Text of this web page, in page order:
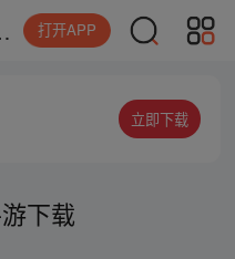
游下载 打开APP
立即下载
下载